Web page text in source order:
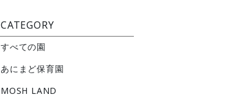
CATEGORY
すべての園
あにまど保育園
MOSH LAND